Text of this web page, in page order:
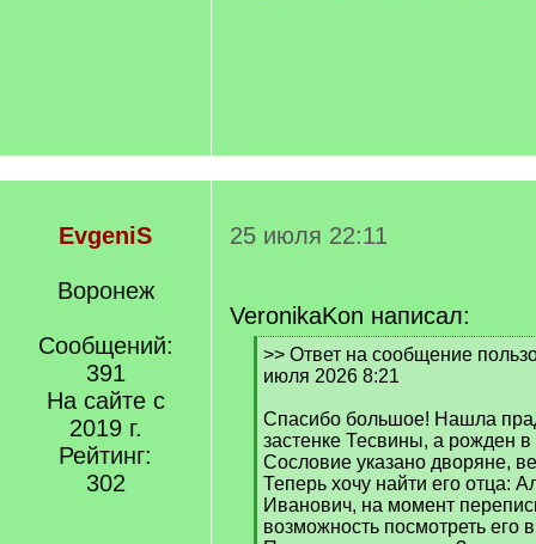
EvgeniS
Воронеж
Сообщений:
391
На сайте с
2019 г.
Рейтинг:
302
25 июля 22:11
VeronikaKon написал:
[
q
>> Ответ на сообщение
июля 2026 8:21
Спасибо большое! Нашла
застенке Тесвины, а рожден
Сословие указано дворяне,
Теперь хочу найти его отца:
Иванович, на момент
возможность посмотреть его